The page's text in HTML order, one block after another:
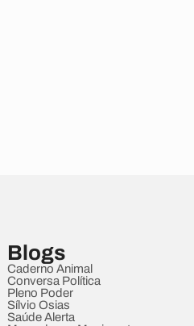
Blogs
Caderno Animal
Conversa Política
Pleno Poder
Sílvio Osias
Saúde Alerta